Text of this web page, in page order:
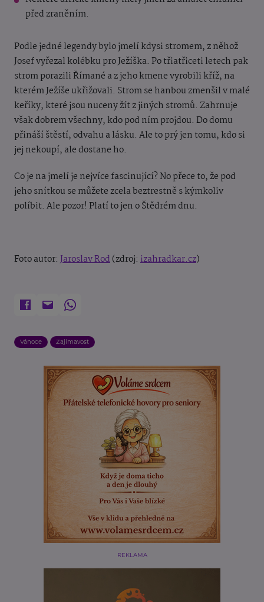
před zraněním.
Podle jedné legendy bylo jmelí kdysi stromem, z něhož
Josef vyřezal kolébku pro Ježíška. Po třiatřiceti letech pak
strom porazili Římané a z jeho kmene vyrobili kříž, na
kterém Ježíše ukřižovali. Strom se hanbou zmenšil v malé
keříky, které jsou nuceny žít z jiných stromů. Zahrnuje
však dobrem všechny, kdo pod ním projdou. Do domu
přináší štěstí, odvahu a lásku. Ale to prý jen tomu, kdo si
jej nekoupí, ale dostane ho.
Co je na jmelí je nejvíce fascinující? No přece to, že pod
jeho snítkou se můžete zcela beztrestně s kýmkoliv
políbit. Ale pozor! Platí to jen o Štědrém dnu.
Foto autor: Jaroslav Rod(zdroj: izahradkar.cz)
Vánoce Zajímavost
REKLAMA